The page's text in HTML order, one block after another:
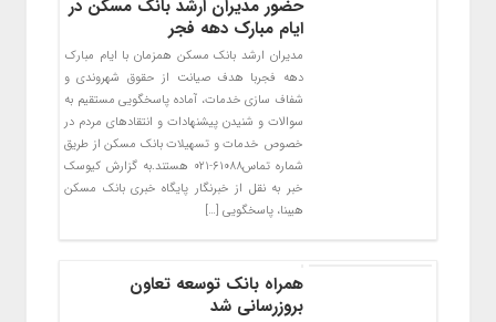
حضور مدیران ارشد بانک مسکن در
ایام مبارک دهه فجر
مدیران ارشد بانک مسکن همزمان با ایام مبارک
دهه فجربا هدف صیانت از حقوق شهروندی و
شفاف سازی خدمات، آماده پاسخگویی مستقیم به
سوالات و شنیدن پیشنهادات و انتقادهای مردم در
خصوص خدمات و تسهیلات بانک مسکن از طریق
شماره تماس۶۱۰۸۸-۰۲۱ هستند.به گزارش کیوسک
خبر به نقل از خبرنگار پایگاه خبری بانک مسکن
هیبنا، پاسخگویی […]
همراه ‌بانک توسعه تعاون
بروزرسانی شد